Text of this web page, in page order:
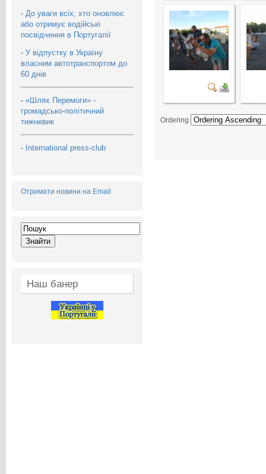
- До уваги всіх, хто оновлює
або отримує водійські
посвідчення в Португалії
- У відпустку в Україну
власним автотранспортом до
60 днів
- «Шлях Перемоги» -
громадсько-політичний
тижневик
- International press-club
Отримати новини на Email
Наш банер
Ordering